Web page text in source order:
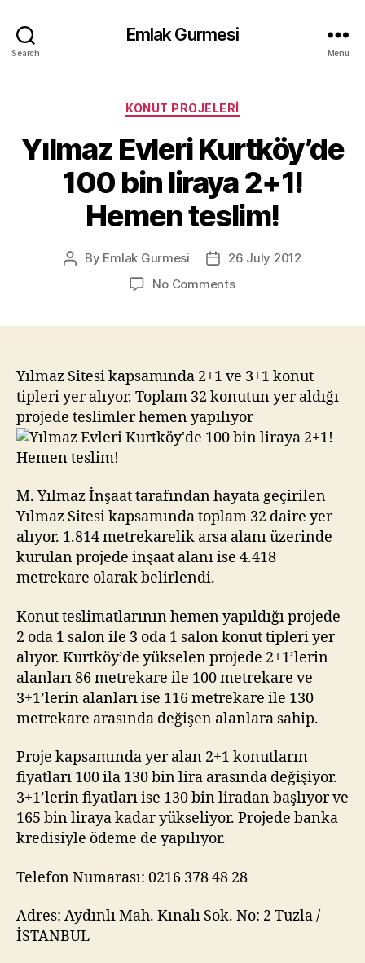
Search
Emlak Gurmesi
Menu
Categories
KONUT PROJELERI
Yılmaz Evleri Kurtköy’de
100 bin liraya 2+1!
Hemen teslim!
Post
By Emlak Gurmesi
Post26 July 2012
No Commentson
bin
liraya
Hemen
teslim!
Yılmaz Sitesi kapsamında 2+1 ve 3+1 konut
tipleri yer alıyor. Toplam 32 konutun yer aldığı
projede teslimler hemen yapılıyor
M. Yılmaz İnşaat tarafından hayata geçirilen
Yılmaz Sitesi kapsamında toplam 32 daire yer
alıyor. 1.814 metrekarelik arsa alanı üzerinde
kurulan projede inşaat alanı ise 4.418
metrekare olarak belirlendi.
Konut teslimatlarının hemen yapıldığı projede
2 oda 1 salon ile 3 oda 1 salon konut tipleri yer
alıyor. Kurtköy’de yükselen projede 2+1’lerin
alanları 86 metrekare ile 100 metrekare ve
3+1’lerin alanları ise 116 metrekare ile 130
metrekare arasında değişen alanlara sahip.
Proje kapsamında yer alan 2+1 konutların
fiyatları 100 ila 130 bin lira arasında değişiyor.
3+1’lerin fiyatları ise 130 bin liradan başlıyor ve
165 bin liraya kadar yükseliyor. Projede banka
kredisiyle ödeme de yapılıyor.
Telefon Numarası: 0216 378 48 28
Adres: Aydınlı Mah. Kınalı Sok. No: 2 Tuzla /
İSTANBUL